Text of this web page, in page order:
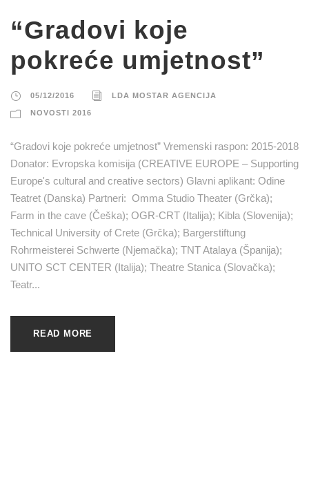
“Gradovi koje
pokreće umjetnost”
05/12/2016 LDA MOSTAR AGENCIJA
NOVOSTI 2016
“Gradovi koje pokreće umjetnost” Vremenski raspon: 2015-2018
Donator: Evropska komisija (CREATIVE EUROPE – Supporting
Europe's cultural and creative sectors) Glavni aplikant: Odine
Teatret (Danska) Partneri: Omma Studio Theater (Grčka);
Farm in the cave (Češka); OGR-CRT (Italija); Kibla (Slovenija);
Technical University of Crete (Grčka); Bargerstiftung
Rohrmeisterei Schwerte (Njemačka); TNT Atalaya (Španija);
UNITO SCT CENTER (Italija); Theatre Stanica (Slovačka);
Teatr...
READ MORE